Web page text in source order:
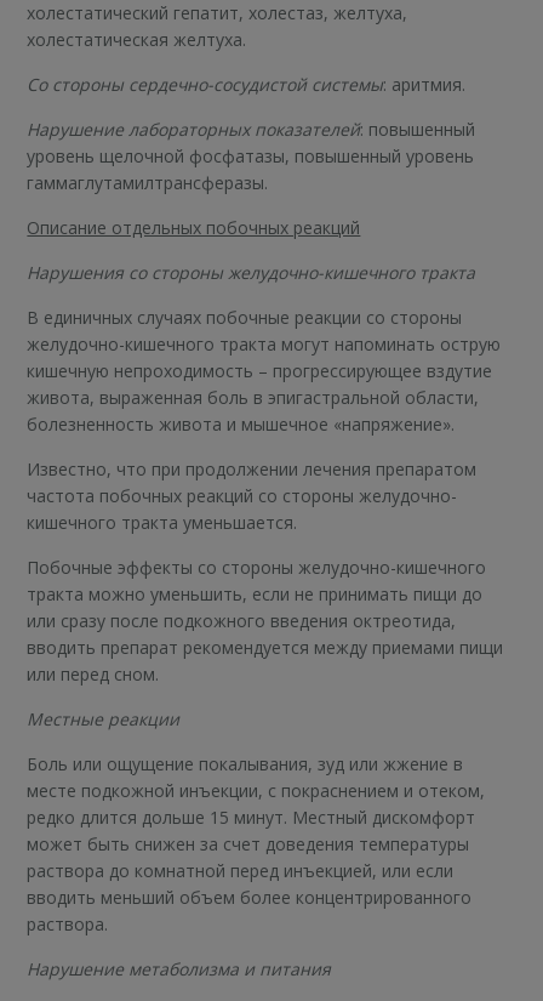
холестатический гепатит, холестаз, желтуха,
холестатическая желтуха.
Со стороны сердечно-сосудистой системы: аритмия.
Нарушение лабораторных показателей: повышенный
уровень щелочной фосфатазы, повышенный уровень
гаммаглутамилтрансферазы.
Описание отдельных побочных реакций
Нарушения со стороны желудочно-кишечного тракта
В единичных случаях побочные реакции со стороны
желудочно-кишечного тракта могут напоминать острую
кишечную непроходимость – прогрессирующее вздутие
живота, выраженная боль в эпигастральной области,
болезненность живота и мышечное «напряжение».
Известно, что при продолжении лечения препаратом
частота побочных реакций со стороны желудочно-
кишечного тракта уменьшается.
Побочные эффекты со стороны желудочно-кишечного
тракта можно уменьшить, если не принимать пищи до
или сразу после подкожного введения октреотида,
вводить препарат рекомендуется между приемами пищи
или перед сном.
Местные реакции
Боль или ощущение покалывания, зуд или жжение в
месте подкожной инъекции, с покраснением и отеком,
редко длится дольше 15 минут. Местный дискомфорт
может быть снижен за счет доведения температуры
раствора до комнатной перед инъекцией, или если
вводить меньший объем более концентрированного
раствора.
Нарушение метаболизма и питания